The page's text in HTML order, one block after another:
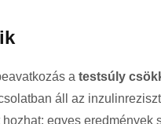
a testsúly
áll az
egyes eredmények